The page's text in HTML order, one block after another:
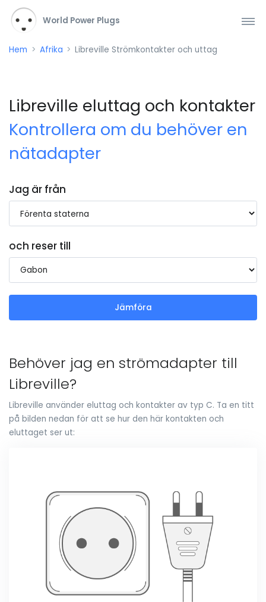
World Power Plugs
Hem Afrika Libreville Strömkontakter och uttag
Libreville eluttag och kontakter
Kontrollera om du behöver en
nätadapter
Jag är från
och reser till
Jämföra
Behöver jag en strömadapter till
Libreville?
Libreville använder eluttag och kontakter av typ C. Ta en titt
på bilden nedan för att se hur den här kontakten och
eluttaget ser ut: